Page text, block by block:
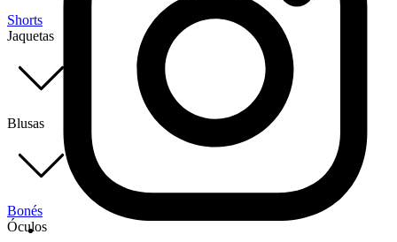
Shorts
Jaquetas
Blusas
Bonés
Óculos